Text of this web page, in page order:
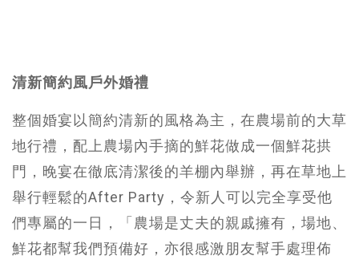
清新簡約風戶外婚禮
整個婚宴以簡約清新的風格為主，在農場前的大草
地行禮，配上農場內手摘的鮮花做成一個鮮花拱
門，晚宴在徹底清潔後的羊棚內舉辦，再在草地上
舉行輕鬆的After Party，令新人可以完全享受他
們專屬的一日，「農場是丈夫的親戚擁有，場地、
鮮花都幫我們預備好，亦很感激朋友幫手處理佈